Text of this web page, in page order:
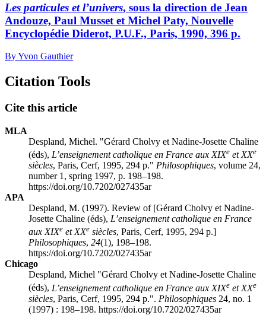
Les particules et l’univers, sous la direction de Jean
Andouze, Paul Musset et Michel Paty, Nouvelle
Encyclopédie Diderot, P.U.F., Paris, 1990, 396 p.
By Yvon Gauthier
Citation Tools
Cite this article
MLA
Despland, Michel. "Gérard Cholvy et Nadine-Josette Chaline
(éds), L’enseignement catholique en France aux XIXe et XXe
siècles, Paris, Cerf, 1995, 294 p." Philosophiques, volume 24,
number 1, spring 1997, p. 198–198.
https://doi.org/10.7202/027435ar
APA
Despland, M. (1997). Review of [Gérard Cholvy et Nadine-
Josette Chaline (éds), L’enseignement catholique en France
aux XIXe et XXe siècles, Paris, Cerf, 1995, 294 p.]
Philosophiques, 24(1), 198–198.
https://doi.org/10.7202/027435ar
Chicago
Despland, Michel "Gérard Cholvy et Nadine-Josette Chaline
(éds), L’enseignement catholique en France aux XIXe et XXe
siècles, Paris, Cerf, 1995, 294 p.". Philosophiques 24, no. 1
(1997) : 198–198. https://doi.org/10.7202/027435ar